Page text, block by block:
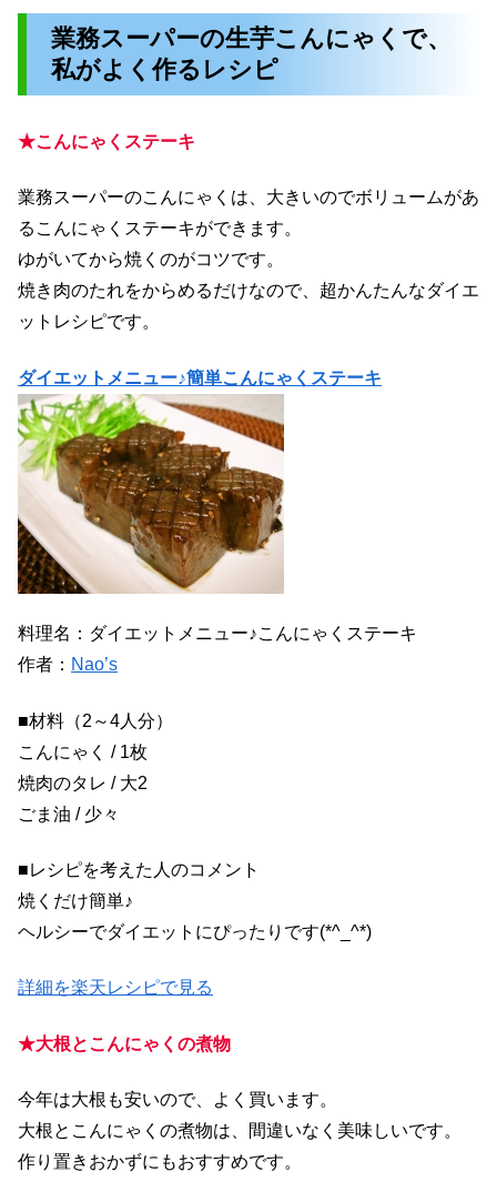
業務スーパーの生芋こんにゃくで、
私がよく作るレシピ
★こんにゃくステーキ
業務スーパーのこんにゃくは、大きいのでボリュームがあ
るこんにゃくステーキができます。
ゆがいてから焼くのがコツです。
焼き肉のたれをからめるだけなので、超かんたんなダイエ
ットレシピです。
ダイエットメニュー♪簡単こんにゃくステーキ
料理名：ダイエットメニュー♪こんにゃくステーキ
作者： Nao’s
■材料（2～4人分）
こんにゃく / 1枚
焼肉のタレ / 大2
ごま油 / 少々
■レシピを考えた人のコメント
焼くだけ簡単♪
ヘルシーでダイエットにぴったりです(*^_^*)
詳細を楽天レシピで見る
★大根とこんにゃくの煮物
今年は大根も安いので、よく買います。
大根とこんにゃくの煮物は、間違いなく美味しいです。
作り置きおかずにもおすすめです。